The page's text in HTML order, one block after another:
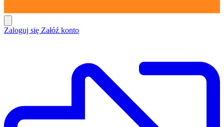
Zaloguj się Załóź konto